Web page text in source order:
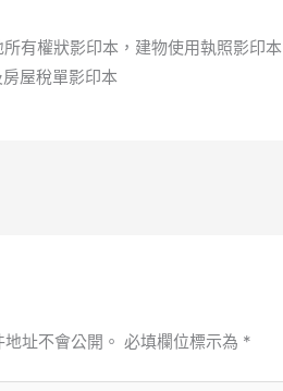
有權狀影印本，建物使用執照影印本
屋稅單影印本
址不會公開。 必填欄位標示為 *